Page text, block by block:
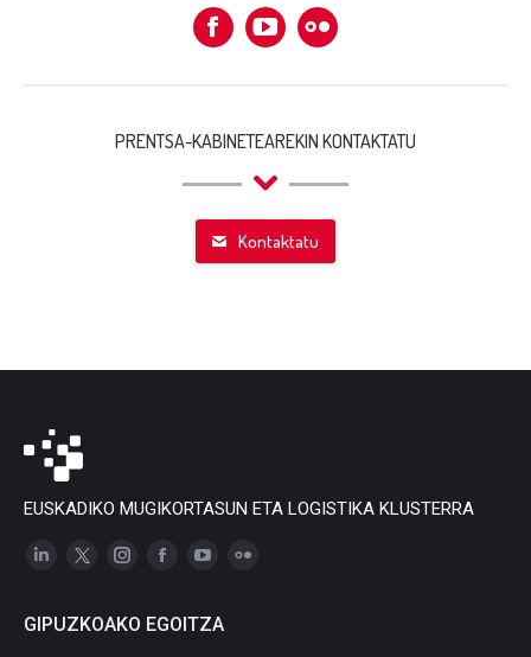
FacebookFlickr
PRENTSA-KABINETEAREKIN KONTAKTATU
Kontaktatu
EUSKADIKO MUGIKORTASUN ETA LOGISTIKA KLUSTERRA
Linkedin
opens
X
opens
Instagram
opensopensopens
GIPUZKOAKO EGOITZA